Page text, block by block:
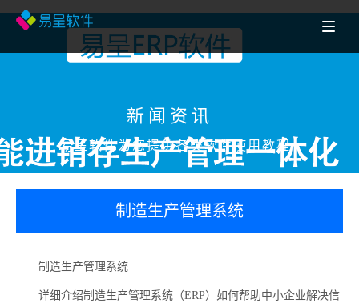
新闻资讯
易呈软件为您提供各类软件使用教程
制造生产管理系统
制造生产管理系统
详细介绍制造生产管理系统（ERP）如何帮助中小企业解决信